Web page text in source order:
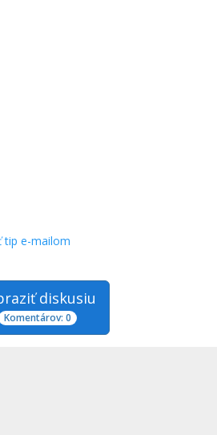
tip e-mailom
diskusiu
Komentárov: 0
otváracích hodín zadarmo